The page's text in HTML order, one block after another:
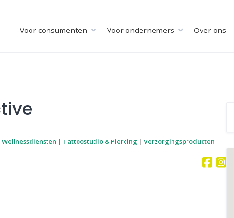
Voor consumenten Voor ondernemers Over ons
| Tattoostudio & Piercing | Verzorgingsproducten